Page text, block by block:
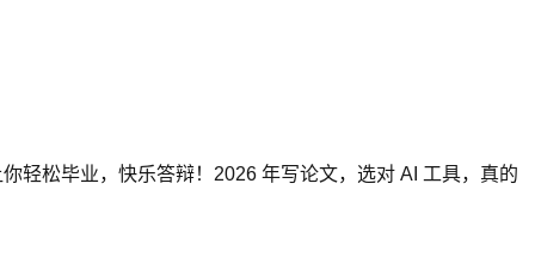
轻松毕业，快乐答辩！2026 年写论文，选对 AI 工具，真的